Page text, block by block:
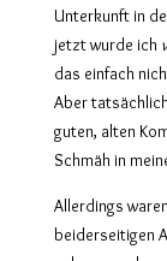
Unterkunft in
jetzt wurde ich
das einfach
Aber
guten, alten
Schmäh in
Allerdings
beiderseitigen